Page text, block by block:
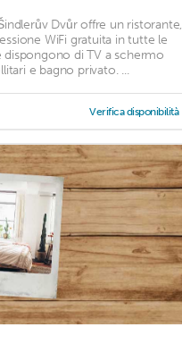
Dvůr offre un ristorante,
WiFi gratuita in tutte le
dispongono di TV a schermo
e bagno privato. ...
Verifica disponibilità